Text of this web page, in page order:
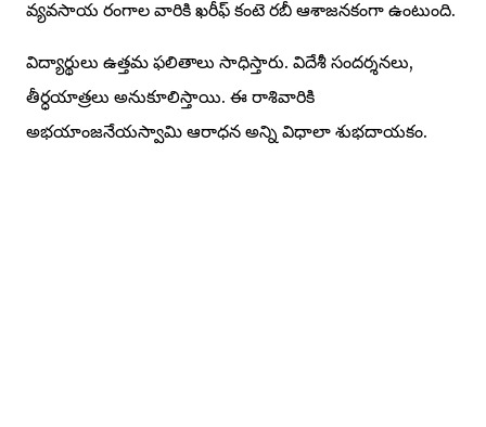
వ్యవసాయ రంగాల వారికి ఖరీఫ్ కంటె రబీ ఆశాజనకంగా ఉంటుంది.
విద్యార్థులు ఉత్తమ ఫలితాలు సాధిస్తారు. విదేశీ సందర్శనలు,
తీర్ధయాత్రలు అనుకూలిస్తాయి. ఈ రాశివారికి
అభయాంజనేయస్వామి ఆరాధన అన్ని విధాలా శుభదాయకం.